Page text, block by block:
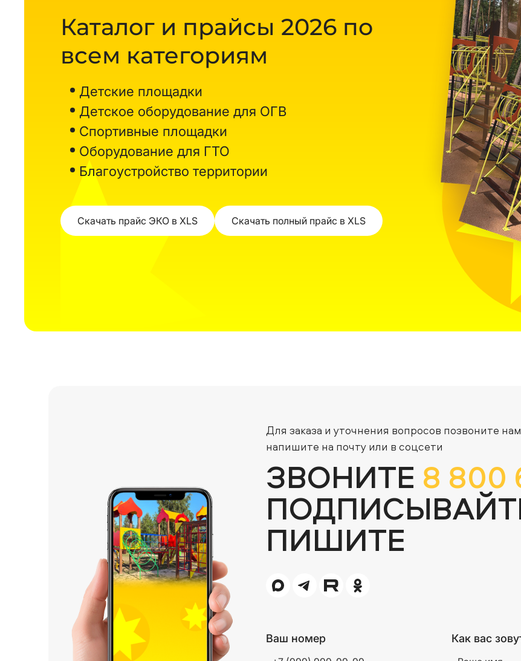
Каталог и прайсы 2026 по
всем категориям
Детские площадки
Детское оборудование для ОГВ
Спортивные площадки
Оборудование для ГТО
Благоустройство территории
Скачать прайс ЭКО в XLS Скачать полный прайс в XLS
Для заказа и уточнения вопросов позвоните
напишите на почту или в соцсети
ЗВОНИТЕ 8 800
ПИШИТЕ
Ваш номер Как вас